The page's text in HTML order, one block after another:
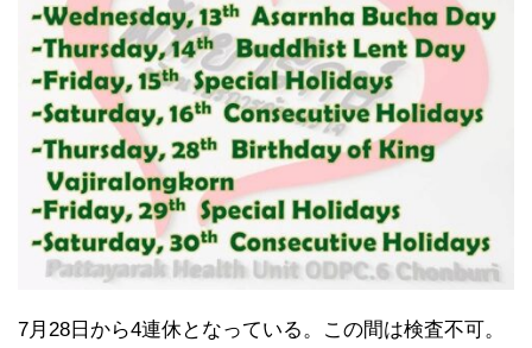
7月28日から4連休となっている。この間は検査不可。